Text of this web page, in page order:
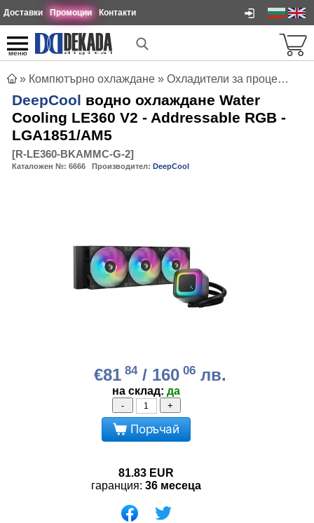
Доставки Промоции Контакти
меню
» Компютърно охлаждане » Охладители за процесори
DeepCool водно охлаждане Water
Cooling LE360 V2 - Addressable RGB -
LGA1851/AM5
[R-LE360-BKAMMC-G-2]
Каталожен №: 6666 Производител: DeepCool
€81 84/ 16006лв.
на склад: да
- +
Поръчай
81.83 EUR
гаранция: 36 месеца